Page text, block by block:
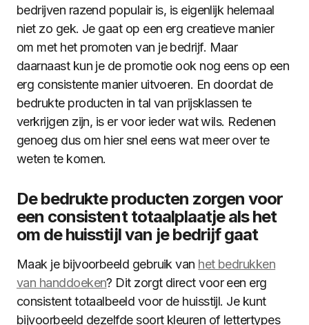
bedrijven razend populair is, is eigenlijk helemaal
niet zo gek. Je gaat op een erg creatieve manier
om met het promoten van je bedrijf. Maar
daarnaast kun je de promotie ook nog eens op een
erg consistente manier uitvoeren. En doordat de
bedrukte producten in tal van prijsklassen te
verkrijgen zijn, is er voor ieder wat wils. Redenen
genoeg dus om hier snel eens wat meer over te
weten te komen.
De bedrukte producten zorgen voor
een consistent totaalplaatje als het
om de huisstijl van je bedrijf gaat
Maak je bijvoorbeeld gebruik van het bedrukken
van handdoeken? Dit zorgt direct voor een erg
consistent totaalbeeld voor de huisstijl. Je kunt
bijvoorbeeld dezelfde soort kleuren of lettertypes